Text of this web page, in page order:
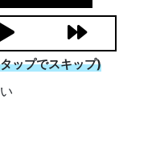
ップでスキップ)